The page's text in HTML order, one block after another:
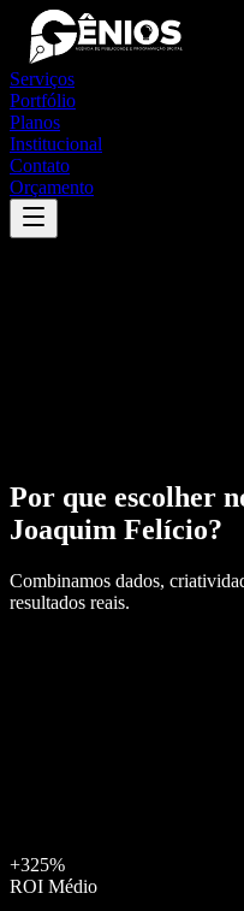
Serviços
Portfólio
Planos
Institucional
Contato
Orçamento
Por que escolher
Joaquim Felício?
Combinamos dados,
resultados reais.
+325%
ROI Médio